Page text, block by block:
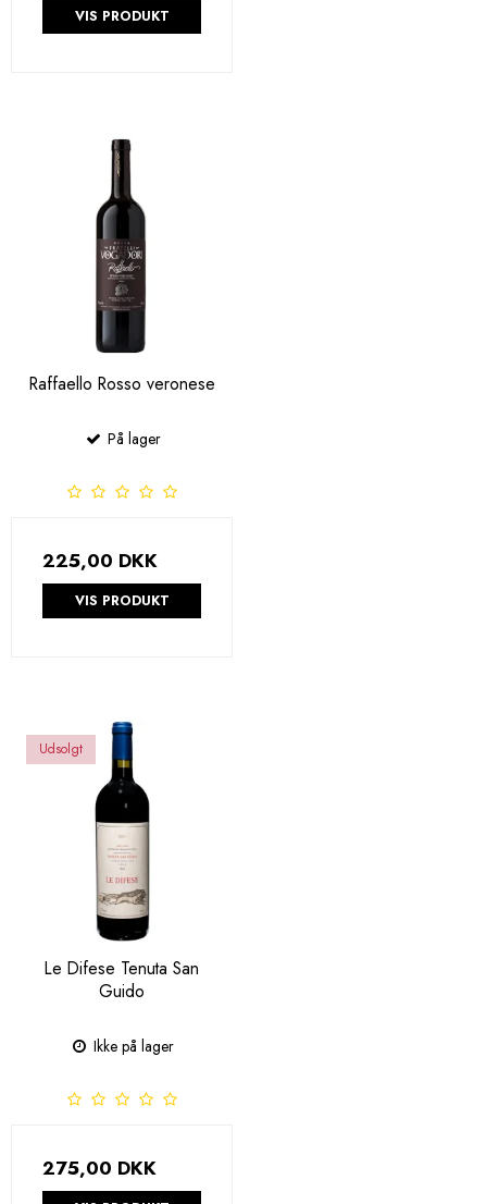
VIS PRODUKT
Raffaello Rosso veronese
På lager
225,00 DKK
VIS PRODUKT
Udsolgt
Le Difese Tenuta San
Guido
Ikke på lager
275,00 DKK